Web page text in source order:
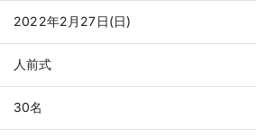
2022年2月27日(日)
人前式
30名